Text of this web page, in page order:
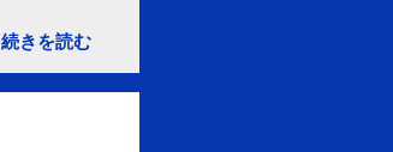
続きを読む